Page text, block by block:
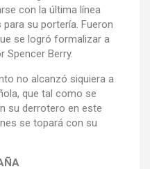
con la última línea
su portería. Fueron
se logró formalizar a
Spencer Berry.
no alcanzó siquiera a
que tal como se
su derrotero en este
se topará con su